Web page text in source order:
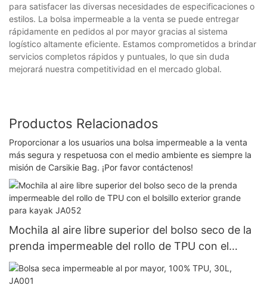
para satisfacer las diversas necesidades de especificaciones o
estilos. La bolsa impermeable a la venta se puede entregar
rápidamente en pedidos al por mayor gracias al sistema
logístico altamente eficiente. Estamos comprometidos a brindar
servicios completos rápidos y puntuales, lo que sin duda
mejorará nuestra competitividad en el mercado global.
Productos Relacionados
Proporcionar a los usuarios una bolsa impermeable a la venta
más segura y respetuosa con el medio ambiente es siempre la
misión de Carsikie Bag. ¡Por favor contáctenos!
Mochila al aire libre superior del bolso seco de la
prenda impermeable del rollo de TPU con el
bolsillo exterior grande para kayak JA052